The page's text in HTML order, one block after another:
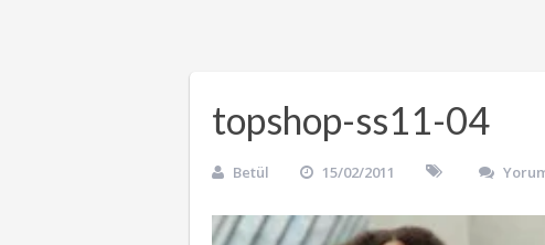
topshop-ss11-04
Betül 15/02/2011